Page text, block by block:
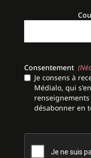
Consentement
Je consens à
Médialo, qui
désabonner en